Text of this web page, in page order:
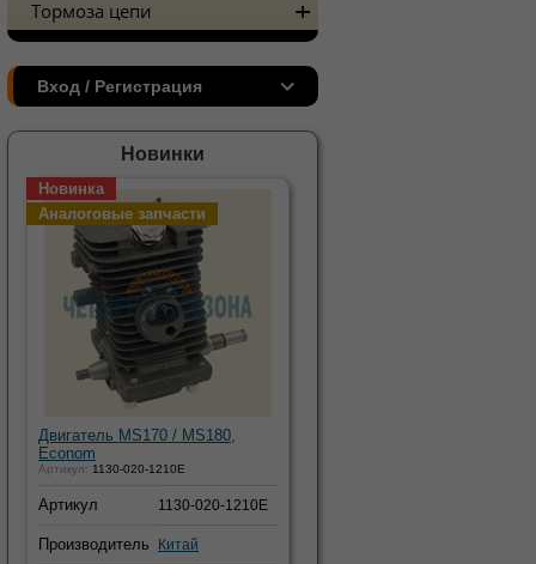
Тормоза цепи
Вход / Регистрация
Новинки
Новинка
Аналоговые запчасти
Двигатель MS170 / MS180,
Econom
Артикул: 1130-020-1210E
Артикул 1130-020-1210E
Производитель Китай